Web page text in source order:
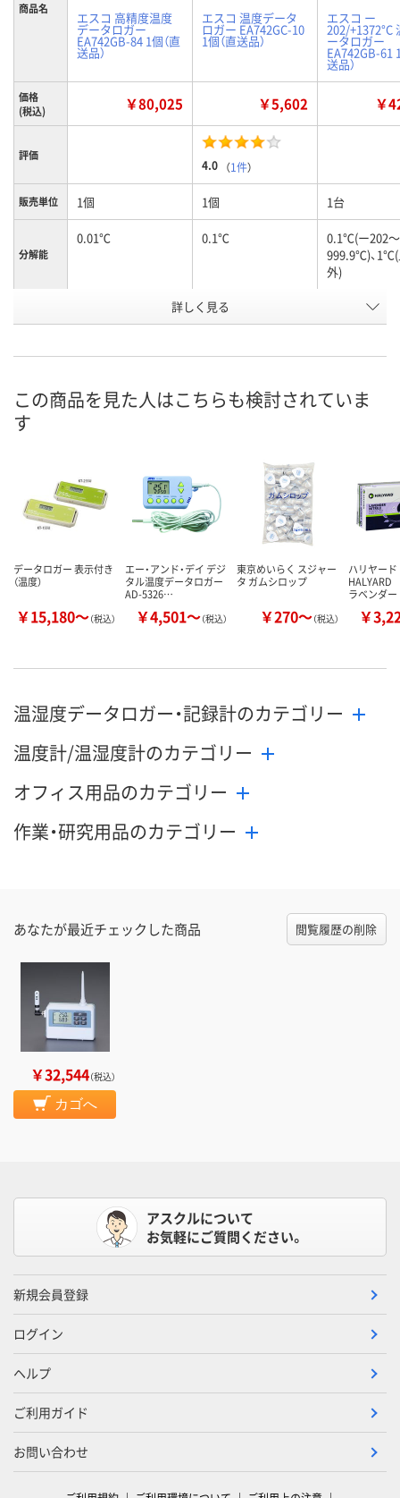
商品名
エスコ 高精度温度
データロガー
EA742GB-84 1個（直
送品）
エスコ 温度データ
ロガー EA742GC-10
1個（直送品）
エスコ ー
202/+1372°C
ータロガー
EA742GB-61
送品）
価格
(税込)
￥80,025 ￥5,602 ￥
評価
4.0 （1件）
販売単位 1個 1個 1台
分解能
0.01℃ 0.1℃
0.1℃(ー202～
999.9℃)、
外)
TL-5903リチウム電
池(付属)
CR2032×2個(付属) 単3電池×4
63(W)×33(D)×103(
69(W)×19(D)×45(H
お申込番
号
お届け日 8月26日（水）まで 8月24日（月）まで 8月24日（月）
カゴへ
数量
カゴへ カ
詳しく見る
この商品を見た人はこちらも検討されていま
す
データロガー 表示付き
（温度）
￥15,180～（税込）
エー・アンド・デイ デジ
タル温度データロガー
AD-5326…
￥4,501～（税込）
東京めいらく スジャー
タ ガムシロップ
￥270～（税込）
ハリヤード
ラベンダ
￥
温湿度データロガー・記録計のカテゴリー
温度計/温湿度計のカテゴリー
オフィス用品のカテゴリー
作業・研究用品のカテゴリー
あなたが最近チェックした商品 閲覧履歴の削除
￥32,544（税込）
カゴへ
アスクルについて
お気軽にご質問ください。
新規会員登録
ログイン
ヘルプ
ご利用ガイド
お問い合わせ